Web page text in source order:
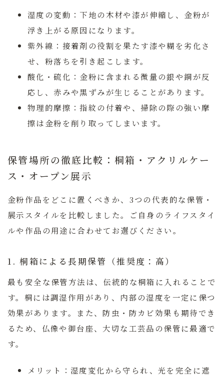
湿度の変動： 下地の木材や漆が伸縮し、金粉が
浮き上がる原因になります。
紫外線： 接着剤の役割を果たす漆や糊を劣化さ
せ、粉落ちを引き起こします。
酸化・硫化： 金粉に含まれる微量の銀や銅が反
応し、赤みや黒ずみが生じることがあります。
物理的摩擦：指紋の付着や、掃除の際の強い摩
擦は金粉を削り取ってしまいます。
保管場所の徹底比較：桐箱・アクリルケー
ス・オープン展示
金粉作品をどこに置くべきか、3つの代表的な保管・
展示スタイルを比較しました。ご自身のライフスタイ
ルや作品の用途に合わせてお選びください。
1. 桐箱による長期保管（推奨度：高）
最も安全な保管方法は、伝統的な桐箱に入れることで
す。桐には調湿作用があり、内部の湿度を一定に保つ
効果があります。また、防虫・防カビ効果も期待でき
るため、仏像や御台座、大切な工芸品の保管に最適で
す。
メリット： 湿度変化から守られ、光を完全に遮